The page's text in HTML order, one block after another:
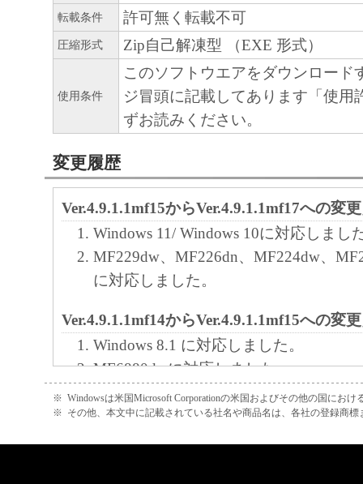
正、改変、逆コンパイル、逆アセンブル、
エンジニアリング等することはできません
このような行為をさせてはなりません。
３．著作権表示
お客様は、「本ソフトウェア」に含まれる
しくは削除してはなりません。
４．所有権
「本ソフトウェア」に係る権原および所有
によりキヤノンまたはキヤノンのライセン
５．輸出
お客様は、日本国政府または関連する外国
許可等を得ることなしに、「本ソフトウェ
は一部を、直接または間接に輸出してはな
転載条件 許可無く転載不可
圧縮形式 Zip自己解凍型 （EXE 形式）
使用条件
このソフトウエアをダウンロード
ジ冒頭に記載してあります「使用
ずお読みください。
変更履歴
Ver.4.9.1.1mf15からVer.4.9.1.1mf17への変
Windows 11/ Windows 10に対応しまし
MF229dw、MF226dn、MF224dw、
に対応しました。
Ver.4.9.1.1mf14からVer.4.9.1.1mf15への変
Windows 8.1 に対応しました。
MF6880dwに対応しました。
Ver.4.9.1.1mf13からVer.4.9.1.1mf14への変
※ Windowsは米国Microsoft Corporationの米国およびその他の国におけ
※ その他、本文中に記載されている社名や商品名は、各社の登録商標